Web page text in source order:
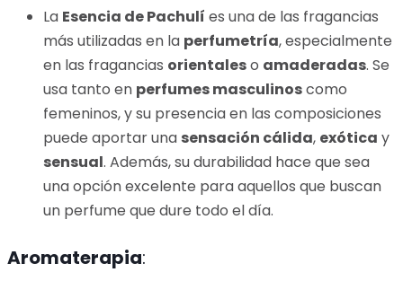
La Esencia de Pachulí es una de las fragancias
más utilizadas en la perfumetría, especialmente
en las fragancias orientaleso amaderadas. Se
usa tanto en perfumes masculinoscomo
femeninos, y su presencia en las composiciones
puede aportar una sensación cálida, exótica y
sensual. Además, su durabilidad hace que sea
una opción excelente para aquellos que buscan
un perfume que dure todo el día.
Aromaterapia: